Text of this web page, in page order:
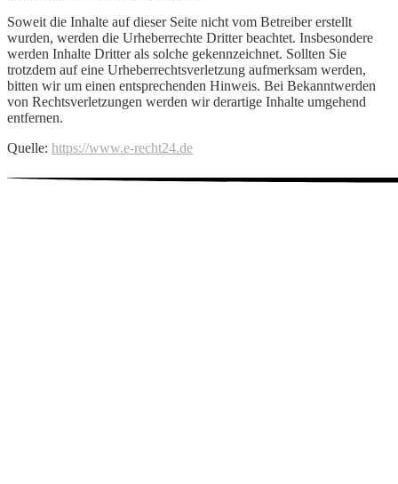
Soweit die Inhalte auf dieser Seite nicht vom Betreiber erstellt
wurden, werden die Urheberrechte Dritter beachtet. Insbesondere
werden Inhalte Dritter als solche gekennzeichnet. Sollten Sie
trotzdem auf eine Urheberrechtsverletzung aufmerksam werden,
bitten wir um einen entsprechenden Hinweis. Bei Bekanntwerden
von Rechtsverletzungen werden wir derartige Inhalte umgehend
entfernen.
Quelle: https://www.e-recht24.de